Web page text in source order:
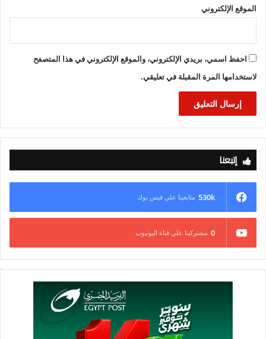
الموقع الإلكتروني
احفظ اسمي، بريدي الإلكتروني، والموقع الإلكتروني في هذا المتصفح
لاستخدامها المرة المقبلة في تعليقي.
إتبعنا
530k متابعينا علي فيس بوك
0 مشتركينا علي قناة اليوتيوب